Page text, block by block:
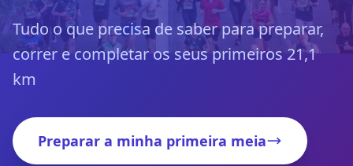
Tudo o que precisa de saber para preparar,
correr e completar os seus primeiros 21,1
km
Preparar a minha primeira meia